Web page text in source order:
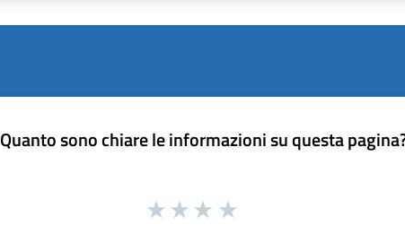
Quanto sono chiare le informazioni su questa